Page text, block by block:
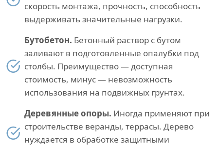
скорость монтажа, прочность, способность
выдерживать значительные нагрузки.
Бутобетон. Бетонный раствор с бутом
заливают в подготовленные опалубки под
столбы. Преимущество — доступная
стоимость, минус — невозможность
использования на подвижных грунтах.
Деревянные опоры. Иногда применяют при
строительстве веранды, террасы. Дерево
нуждается в обработке защитными